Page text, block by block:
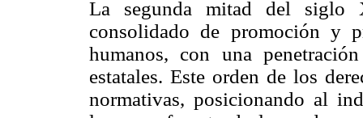
La segunda mitad del siglo
consolidado de promoción y
humanos, con una
estatales. Este orden de los
normativas, posicionando al